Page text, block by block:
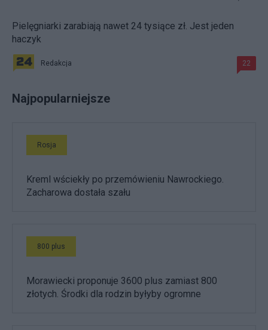
Pielęgniarki zarabiają nawet 24 tysiące zł. Jest jeden
haczyk
Redakcja 22
Najpopularniejsze
Rosja
Kreml wściekły po przemówieniu Nawrockiego.
Zacharowa dostała szału
800 plus
Morawiecki proponuje 3600 plus zamiast 800
złotych. Środki dla rodzin byłyby ogromne